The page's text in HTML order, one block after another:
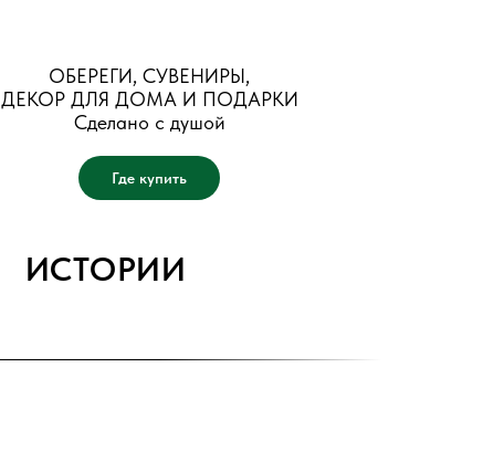
ОБЕРЕГИ, СУВЕНИРЫ,
ДЕКОР ДЛЯ ДОМА И ПОДАРКИ
Сделано с душой
Где купить
ИСТОРИИ